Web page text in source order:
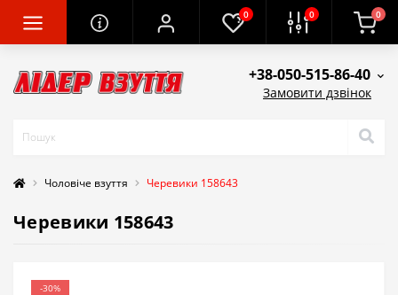
0 0 0
+38-050-515-86-40
Замовити дзвінок
Чоловіче взуття Черевики 158643
Черевики 158643
-30%